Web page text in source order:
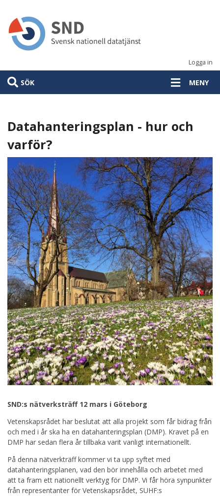
huvudinnehåll
Logga in
SÖK MENY
Datahanteringsplan - hur och
varför?
SND:s nätverksträff 12 mars i Göteborg
Vetenskapsrådet har beslutat att alla projekt som får bidrag från
och med i år ska ha en datahanteringsplan (DMP). Kravet på en
DMP har sedan flera år tillbaka varit vanligt internationellt.
På denna nätverkträff kommer vi ta upp syftet med
datahanteringsplanen, vad den bör innehålla och arbetet med
att ta fram ett nationellt verktyg för DMP. Vi får höra synpunkter
från representanter för Vetenskapsrådet, SUHF:s